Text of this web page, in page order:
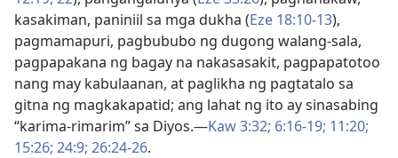
kasakiman, paniniil sa mga dukha (Eze 18:10-13),
pagmamapuri, pagbububo ng dugong walang-sala,
pagpapakana ng bagay na nakasasakit, pagpapatotoo
nang may kabulaanan, at paglikha ng pagtatalo sa
gitna ng magkakapatid; ang lahat ng ito ay sinasabing
“karima-rimarim” sa Diyos.​—Kaw 3:32; 6:16-19; 11:20;
15:26; 24:9; 26:24-26.